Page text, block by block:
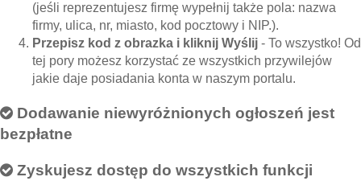
(jeśli reprezentujesz firmę wypełnij także pola: nazwa
firmy, ulica, nr, miasto, kod pocztowy i NIP.).
Przepisz kod z obrazka i kliknij Wyślij - To wszystko! Od
tej pory możesz korzystać ze wszystkich przywilejów
jakie daje posiadania konta w naszym portalu.
Dodawanie niewyróżnionych ogłoszeń jest
bezpłatne
Zyskujesz dostęp do wszystkich funkcji